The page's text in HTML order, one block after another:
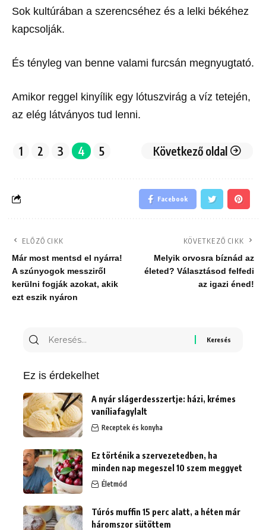
Sok kultúrában a szerencséhez és a lelki békéhez
kapcsolják.
És tényleg van benne valami furcsán megnyugtató.
Amikor reggel kinyílik egy lótuszvirág a víz tetején,
az elég látványos tud lenni.
1 2 3 4 5 Következő oldal
Facebook
ELŐZŐ CIKK
Már most mentsd el nyárra!
A szúnyogok messziről
kerülni fogják azokat, akik
ezt eszik nyáron
KÖVETKEZŐ CIKK
Melyik orvosra bíznád az
életed? Választásod felfedi
az igazi éned!
Keresés
Ez is érdekelhet
A nyár slágerdesszertje: házi, krémes
vaníliafagylalt
Receptek és konyha
Ez történik a szervezetedben, ha
minden nap megeszel 10 szem meggyet
Életmód
Túrós muffin 15 perc alatt, a héten már
háromszor sütöttem